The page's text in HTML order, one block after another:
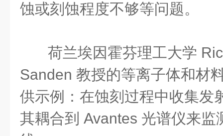
蚀或刻蚀程度不够等问题。
荷兰埃因霍芬理工大学
Sanden 教授的等离子体和材
供示例：在蚀刻过程中收集发
其耦合到 Avantes 光谱仪来监